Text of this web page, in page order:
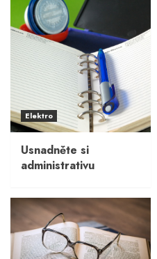
Elektro
Usnadněte si
administrativu